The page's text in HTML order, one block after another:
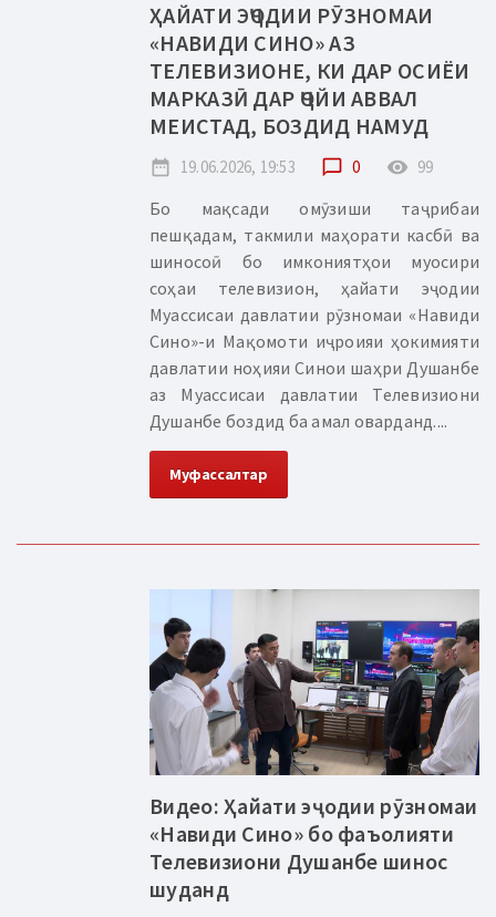
ҲАЙАТИ ЭҶОДИИ РӮЗНОМАИ
«НАВИДИ СИНО» АЗ
ТЕЛЕВИЗИОНЕ, КИ ДАР ОСИЁИ
МАРКАЗӢ ДАР ҶОЙИ АВВАЛ
МЕИСТАД, БОЗДИД НАМУД
date_range 19.06.2026, 19:53 chat_bubble_outline 0 remove_red_eye 99
Бо мақсади омӯзиши таҷрибаи
пешқадам, такмили маҳорати касбӣ ва
шиносоӣ бо имкониятҳои муосири
соҳаи телевизион, ҳайати эҷодии
Муассисаи давлатии рӯзномаи «Навиди
Сино»-и Мақомоти иҷроияи ҳокимияти
давлатии ноҳияи Синои шаҳри Душанбе
аз Муассисаи давлатии Телевизиони
Душанбе боздид ба амал оварданд....
Муфассалтар
Видео: Ҳайати эҷодии рӯзномаи
«Навиди Сино» бо фаъолияти
Телевизиони Душанбе шинос
шуданд